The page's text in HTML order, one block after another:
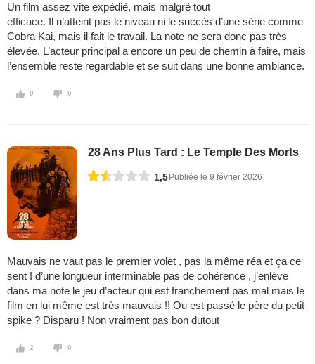
Un film assez vite expédié, mais malgré tout
efficace. Il n’atteint pas le niveau ni le succès d’une série comme
Cobra Kai, mais il fait le travail. La note ne sera donc pas très
élevée. L’acteur principal a encore un peu de chemin à faire, mais
l’ensemble reste regardable et se suit dans une bonne ambiance.
0 0
28 Ans Plus Tard : Le Temple Des Morts
1,5Publiée le 9 février 2026
Mauvais ne vaut pas le premier volet , pas la même réa et ça ce
sent ! d’une longueur interminable pas de cohérence , j’enlève
dans ma note le jeu d’acteur qui est franchement pas mal mais le
film en lui même est très mauvais !! Ou est passé le père du petit
spike ? Disparu ! Non vraiment pas bon dutout
2 0